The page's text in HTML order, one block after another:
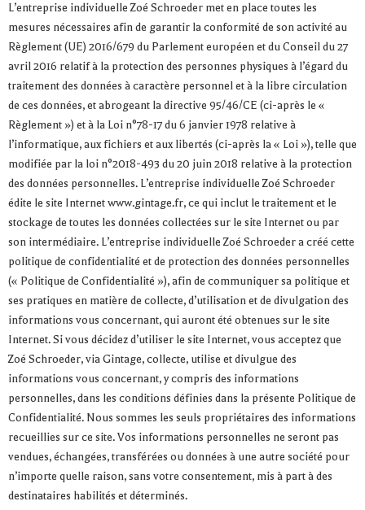
L’entreprise individuelle Zoé Schroeder met en place toutes les
mesures nécessaires afin de garantir la conformité de son activité au
Règlement (UE) 2016/679 du Parlement européen et du Conseil du 27
avril 2016 relatif à la protection des personnes physiques à l’égard du
traitement des données à caractère personnel et à la libre circulation
de ces données, et abrogeant la directive 95/46/CE (ci-après le «
Règlement ») et à la Loi n°78-17 du 6 janvier 1978 relative à
l’informatique, aux fichiers et aux libertés (ci-après la « Loi »), telle que
modifiée par la loi n°2018-493 du 20 juin 2018 relative à la protection
des données personnelles. L’entreprise individuelle Zoé Schroeder
édite le site Internet www.gintage.fr, ce qui inclut le traitement et le
stockage de toutes les données collectées sur le site Internet ou par
son intermédiaire. L’entreprise individuelle Zoé Schroeder a créé cette
politique de confidentialité et de protection des données personnelles
(« Politique de Confidentialité »), afin de communiquer sa politique et
ses pratiques en matière de collecte, d’utilisation et de divulgation des
informations vous concernant, qui auront été obtenues sur le site
Internet. Si vous décidez d’utiliser le site Internet, vous acceptez que
Zoé Schroeder, via Gintage, collecte, utilise et divulgue des
informations vous concernant, y compris des informations
personnelles, dans les conditions définies dans la présente Politique de
Confidentialité. Nous sommes les seuls propriétaires des informations
recueillies sur ce site. Vos informations personnelles ne seront pas
vendues, échangées, transférées ou données à une autre société pour
n’importe quelle raison, sans votre consentement, mis à part à des
destinataires habilités et déterminés.